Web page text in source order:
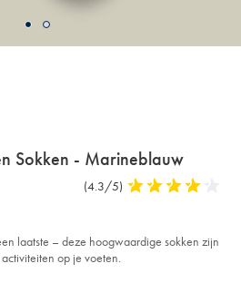
Sokken - Marineblauw
Product
(4.3/5) 4,3
5
laatste – deze hoogwaardige sokken zijn
op je voeten.